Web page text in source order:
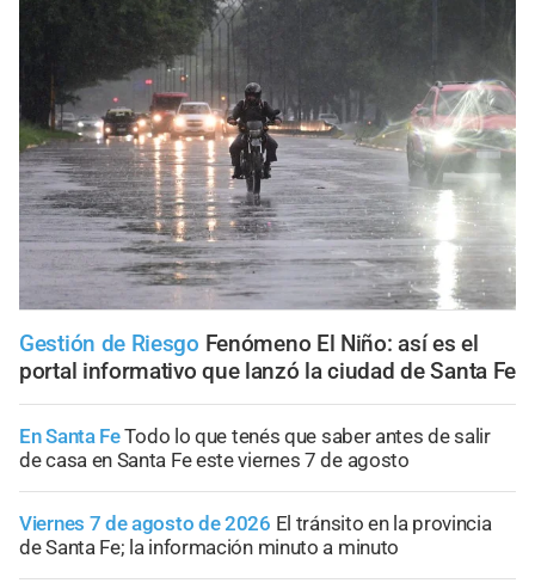
Gestión de Riesgo Fenómeno El Niño: así es el
portal informativo que lanzó la ciudad de Santa Fe
En Santa FeTodo lo que tenés que saber antes de salir
de casa en Santa Fe este viernes 7 de agosto
Viernes 7 de agosto de 2026 El tránsito en la provincia
de Santa Fe; la información minuto a minuto